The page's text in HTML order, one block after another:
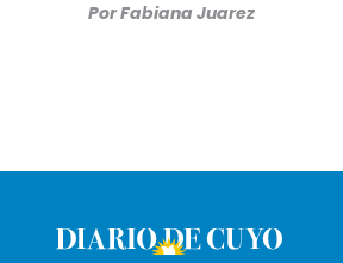
PorFabiana Juarez